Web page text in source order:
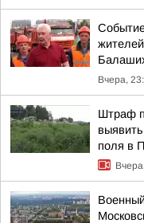
Вчера,
Штраф
поля в